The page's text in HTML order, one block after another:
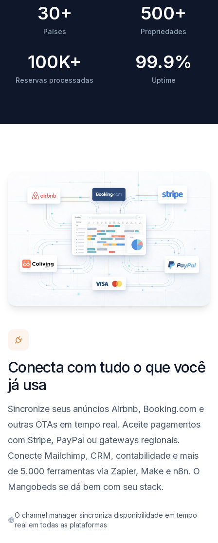
30+
Países
500+
Propriedades
100K+
Reservas processadas
99.9%
Uptime
Conecta com tudo o que você
já usa
Sincronize seus anúncios Airbnb, Booking.com e
outras OTAs em tempo real. Aceite pagamentos
com Stripe, PayPal ou gateways regionais.
Conecte Mailchimp, CRM, contabilidade e mais
de 5.000 ferramentas via Zapier, Make e n8n. O
Mangobeds se dá bem com seu stack.
O channel manager sincroniza disponibilidade em tempo
real em todas as plataformas